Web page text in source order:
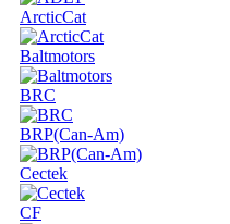
ArcticCat
Baltmotors
BRC
BRP(Can-Am)
Cectek
CF